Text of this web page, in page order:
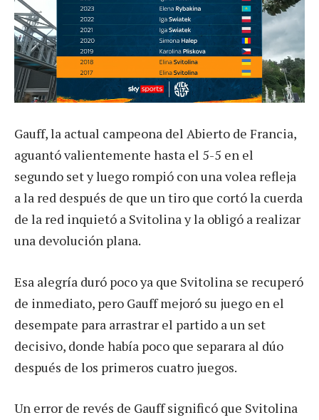
Gauff, la actual campeona del Abierto de Francia,
aguantó valientemente hasta el 5-5 en el
segundo set y luego rompió con una volea refleja
a la red después de que un tiro que cortó la cuerda
de la red inquietó a Svitolina y la obligó a realizar
una devolución plana.
Esa alegría duró poco ya que Svitolina se recuperó
de inmediato, pero Gauff mejoró su juego en el
desempate para arrastrar el partido a un set
decisivo, donde había poco que separara al dúo
después de los primeros cuatro juegos.
Un error de revés de Gauff significó que Svitolina